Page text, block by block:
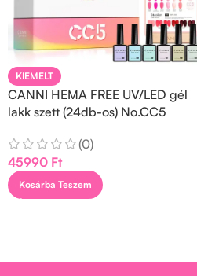
KIEMELT
CANNI HEMA FREE UV/LED gél
lakk szett (24db-os) No.CC5
(0)
45990 Ft
Kosárba Teszem